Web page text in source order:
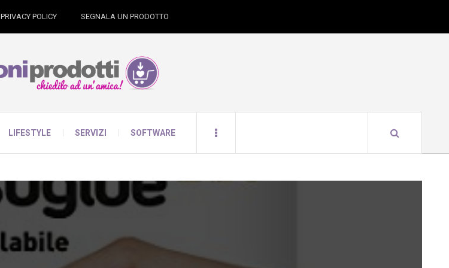
PRIVACY POLICY SEGNALA UN PRODOTTO
LIFESTYLE SERVIZI SOFTWARE